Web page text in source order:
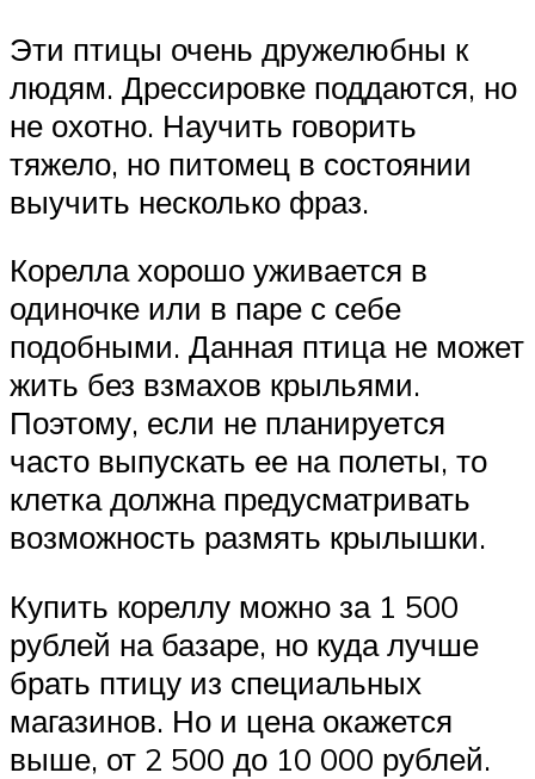
Эти птицы очень дружелюбны к
людям. Дрессировке поддаются, но
не охотно. Научить говорить
тяжело, но питомец в состоянии
выучить несколько фраз.
Корелла хорошо уживается в
одиночке или в паре с себе
подобными. Данная птица не может
жить без взмахов крыльями.
Поэтому, если не планируется
часто выпускать ее на полеты, то
клетка должна предусматривать
возможность размять крылышки.
Купить кореллу можно за 1 500
рублей на базаре, но куда лучше
брать птицу из специальных
магазинов. Но и цена окажется
выше, от 2 500 до 10 000 рублей.